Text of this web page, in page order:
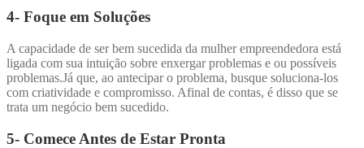
4- Foque em Soluções
A capacidade de ser bem sucedida da mulher empreendedora está
ligada com sua intuição sobre enxergar problemas e ou possíveis
problemas.Já que, ao antecipar o problema, busque soluciona-los
com criatividade e compromisso. Afinal de contas, é disso que se
trata um negócio bem sucedido.
5- Comece Antes de Estar Pronta